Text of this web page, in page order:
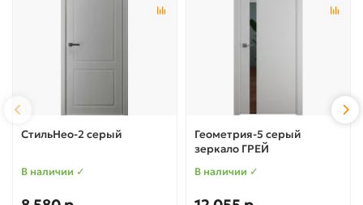
СтильНео-2 серый
В наличии ✓
Геометрия-5 серый
зеркало ГРЕЙ
В наличии ✓